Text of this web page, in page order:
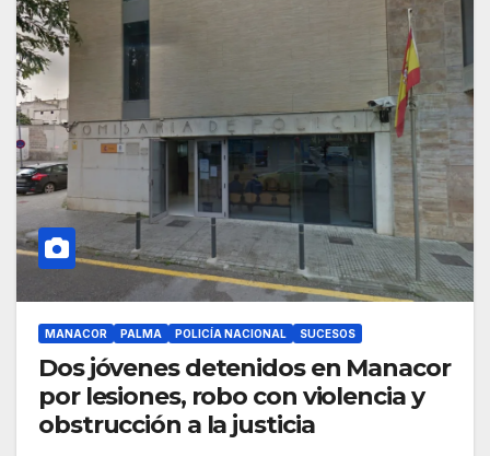
MANACOR PALMA POLICÍA NACIONAL SUCESOS
Dos jóvenes detenidos en Manacor
por lesiones, robo con violencia y
obstrucción a la justicia